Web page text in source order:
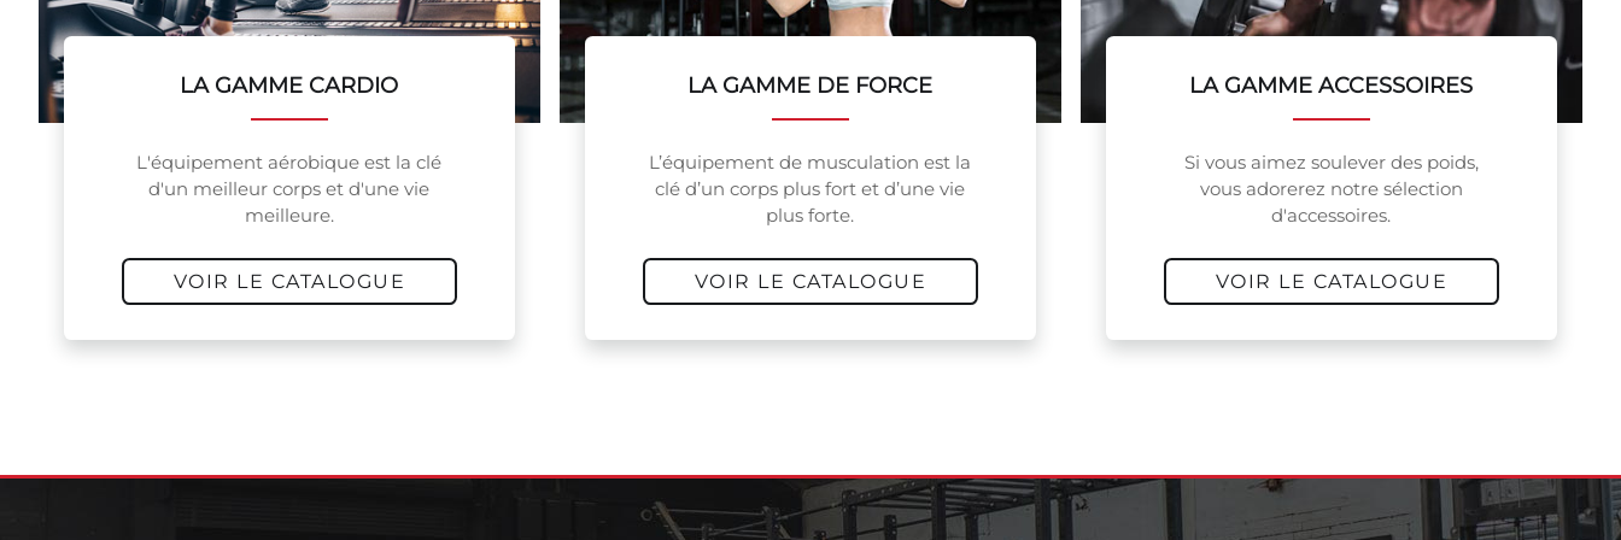
LA GAMME CARDIO
L'équipement aérobique est la clé
d'un meilleur corps et d'une vie
meilleure.
VOIR LE CATALOGUE
LA GAMME DE FORCE
L’équipement de musculation est la
clé d’un corps plus fort et d’une vie
plus forte.
VOIR LE CATALOGUE
LA GAMME ACCESSOIRES
Si vous aimez soulever des poids,
vous adorerez notre sélection
d'accessoires.
VOIR LE CATALOGUE